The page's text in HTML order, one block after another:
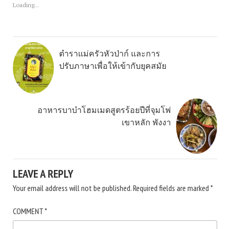
window)
Loading...
ตำราแม่ครัวหัวป่าก์ และการ
ปรับภาษาเพื่อให้เข้ากับยุคสมัย
อาหารบาบ๋าโฮมเมดสูตรร้อยปีที่จุมโพ่
เขาหลัก พังงา
LEAVE A REPLY
Your email address will not be published.Required fields are marked *
COMMENT*